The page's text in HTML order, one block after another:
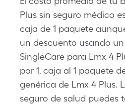
Plus sin seguro médico
caja de 1 paquete
un descuento usando
SingleCare para Lmx 4
por 1, caja al 1 paquete
genérica de Lmx 4 Plus.
seguro de salud puedes